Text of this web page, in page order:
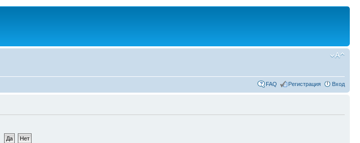
FAQ Регистрация Вход